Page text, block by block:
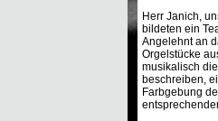
Herr Janich,
bildeten ein
Angelehnt an
Orgelstücke
musikalisch
beschreiben,
Farbgebung